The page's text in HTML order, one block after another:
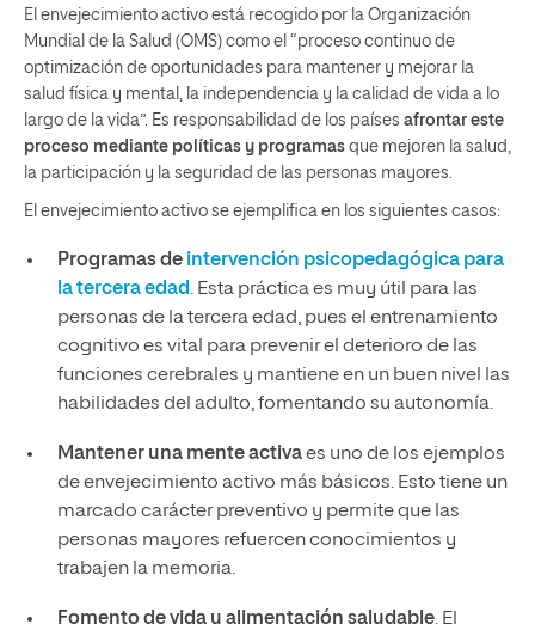
El envejecimiento activo está recogido por la Organización
Mundial de la Salud (OMS) como el “proceso continuo de
optimización de oportunidades para mantener y mejorar la
salud física y mental, la independencia y la calidad de vida a lo
largo de la vida”. Es responsabilidad de los países afrontar este
proceso mediante políticas y programas que mejoren la salud,
la participación y la seguridad de las personas mayores.
El envejecimiento activo se ejemplifica en los siguientes casos:
Programas de intervención psicopedagógica para
la tercera edad. Esta práctica es muy útil para las
personas de la tercera edad, pues el entrenamiento
cognitivo es vital para prevenir el deterioro de las
funciones cerebrales y mantiene en un buen nivel las
habilidades del adulto, fomentando su autonomía.
Mantener una mente activaes uno de los ejemplos
de envejecimiento activo más básicos. Esto tiene un
marcado carácter preventivo y permite que las
personas mayores refuercen conocimientos y
trabajen la memoria.
Fomento de vida y alimentación saludable. El